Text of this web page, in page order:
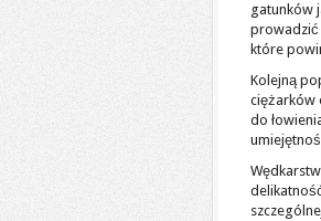
gatunków
prowadzić
które
Kolejną
ciężarków
do